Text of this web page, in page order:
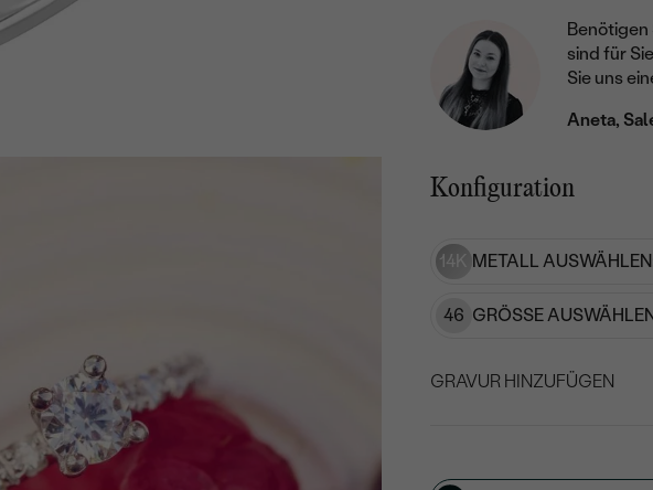
Benötigen
sind für
Sie uns
Aneta,
Konfiguration
14K METALL
46 GRÖSSE
GRAVUR HINZUFÜGEN
Geben Sie Initialen/Text